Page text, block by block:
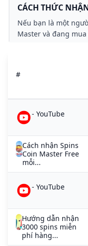
CÁCH THỨC
ĐỂ TRỞ NÊN
Nếu bạn là một
Master và đang
#
- YouTube
Cách nhận Spins
Coin Master Free
mỗi...
- YouTube
Hướng dẫn nhận
3000 spins miễn
phí hàng...